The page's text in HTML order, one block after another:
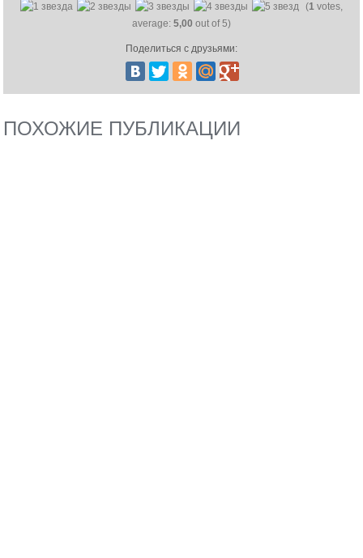
(1 votes,
average: 5,00 out of 5)
Поделиться с друзьями:
ПОХОЖИЕ ПУБЛИКАЦИИ